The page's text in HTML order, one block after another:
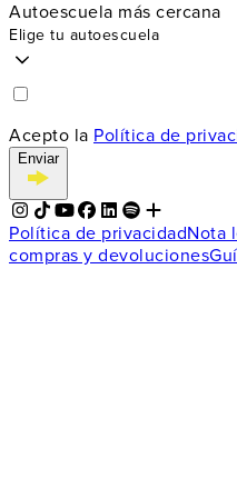
Autoescuela más cercana
Elige tu autoescuela
Acepto la Política de
Enviar
Política de privacidadNota
compras y devoluciones